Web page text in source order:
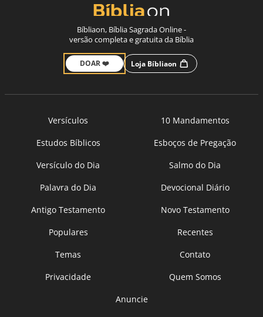
Bíbliaon, Bíblia Sagrada Online -
versão completa e gratuita da Bíblia
DOAR ❤️ Loja Bíbliaon
Versículos
10 Mandamentos
Estudos Bíblicos
Esboços de Pregação
Versículo do Dia
Salmo do Dia
Palavra do Dia
Devocional Diário
Antigo Testamento
Novo Testamento
Populares
Recentes
Temas
Contato
Privacidade
Quem Somos
Anuncie